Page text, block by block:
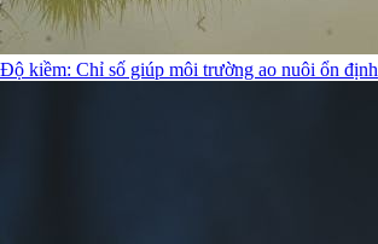
Độ kiềm: Chỉ số giúp môi trường ao nuôi ổn định